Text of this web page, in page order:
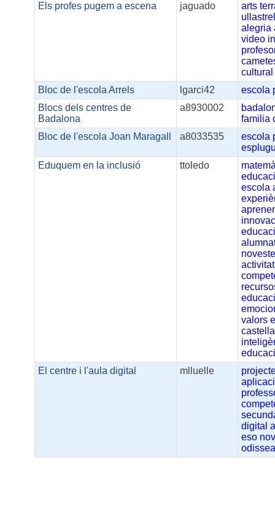
Els profes pugem a escena
jaguado arts
alegria
video
cultural
Bloc de l'escola Arrels
lgarci42 escola
Blocs dels centres de
Badalona
a8930002
familia
Bloc de l'escola Joan Maragall
a8033535 escola
Eduquem en la inclusió
ttoledo
escola
valors
castella
El centre i l'aula digital
mlluelle
digital
eso